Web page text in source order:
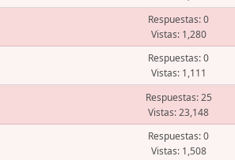
Respuestas: 0
Vistas: 1,280
Respuestas: 0
Vistas: 1,111
Respuestas: 25
Vistas: 23,148
Respuestas: 0
Vistas: 1,508